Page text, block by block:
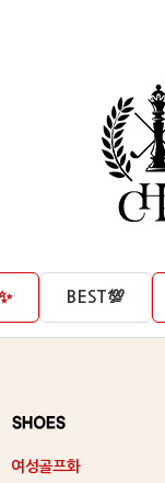
BEST💯
여성골프화